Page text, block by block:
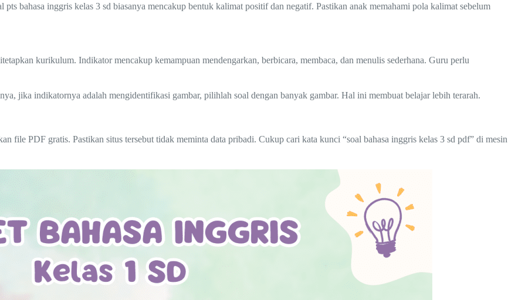
pts bahasa inggris kelas 3 sd biasanya mencakup bentuk kalimat positif dan negatif. Pastikan anak memahami pola kalimat sebelum
kurikulum. Indikator mencakup kemampuan mendengarkan, berbicara, membaca, dan menulis sederhana. Guru perlu
jika indikatornya adalah mengidentifikasi gambar, pilihlah soal dengan banyak gambar. Hal ini membuat belajar lebih terarah.
file PDF gratis. Pastikan situs tersebut tidak meminta data pribadi. Cukup cari kata kunci “soal bahasa inggris kelas 3 sd pdf” di mesin